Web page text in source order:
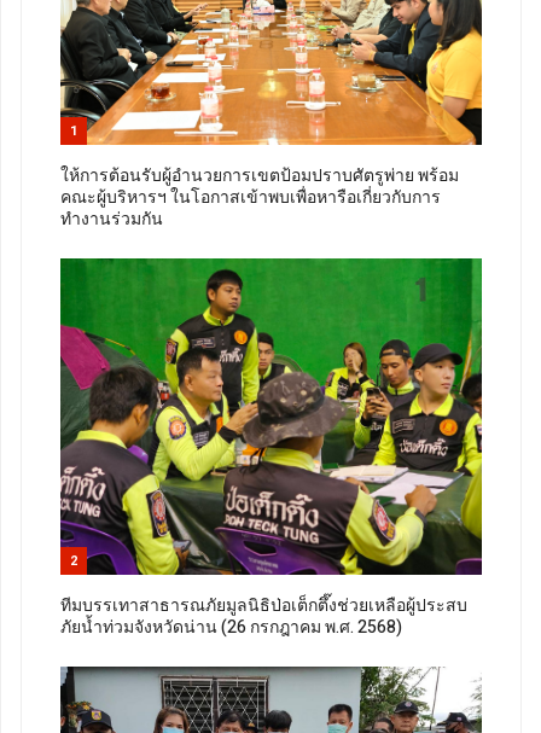
1
ให้การต้อนรับผู้อำนวยการเขตป้อมปราบศัตรูพ่าย พร้อม
คณะผู้บริหารฯ ในโอกาสเข้าพบเพื่อหารือเกี่ยวกับการ
ทำงานร่วมกัน
2
ทีมบรรเทาสาธารณภัยมูลนิธิป่อเต็กตึ๊งช่วยเหลือผู้ประสบ
ภัยน้ำท่วมจังหวัดน่าน (26 กรกฎาคม พ.ศ. 2568)